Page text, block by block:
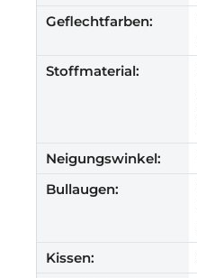
Geflechtfarben:
Stoffmaterial:
Neigungswinkel:
Bullaugen:
Kissen: